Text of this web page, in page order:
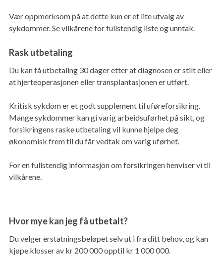
Vær oppmerksom på at dette kun er et lite utvalg av
sykdommer. Se vilkårene for fullstendig liste og unntak.
Rask utbetaling
Du kan få utbetaling 30 dager etter at diagnosen er stilt eller
at hjerteoperasjonen eller transplantasjonen er utført.
Kritisk sykdom er et godt supplement til uføreforsikring.
Mange sykdommer kan gi varig arbeidsuførhet på sikt, og
forsikringens raske utbetaling vil kunne hjelpe deg
økonomisk frem til du får vedtak om varig uførhet.
For en fullstendig informasjon om forsikringen henviser vi til
vilkårene.
Hvor mye kan jeg få utbetalt?
Du velger erstatningsbeløpet selv ut i fra ditt behov, og kan
kjøpe klosser av kr 200 000 opptil kr 1 000 000.